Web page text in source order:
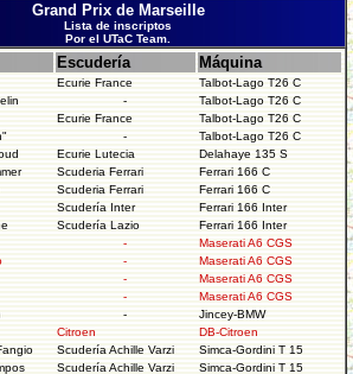
Grand Prix de Marseille
Lista de inscriptos
Por el UTaC Team.
Escudería Máquina
Ecurie France
Talbot-Lago T26 C
-
Talbot-Lago T26 C
Ecurie France
Talbot-Lago T26 C
-
Talbot-Lago T26 C
Ecurie Lutecia
Delahaye 135 S
Scuderia Ferrari
Ferrari 166 C
Scuderia Ferrari
Ferrari 166 C
Scudería Inter
Ferrari 166 Inter
Scudería Lazio
Ferrari 166 Inter
-
Maserati A6 CGS
-
Maserati A6 CGS
-
Maserati A6 CGS
-
Maserati A6 CGS
-
Jincey-BMW
Citroen
DB-Citroen
Scudería Achille Varzi
Simca-Gordini T 15
Scudería Achille Varzi
Simca-Gordini T 15